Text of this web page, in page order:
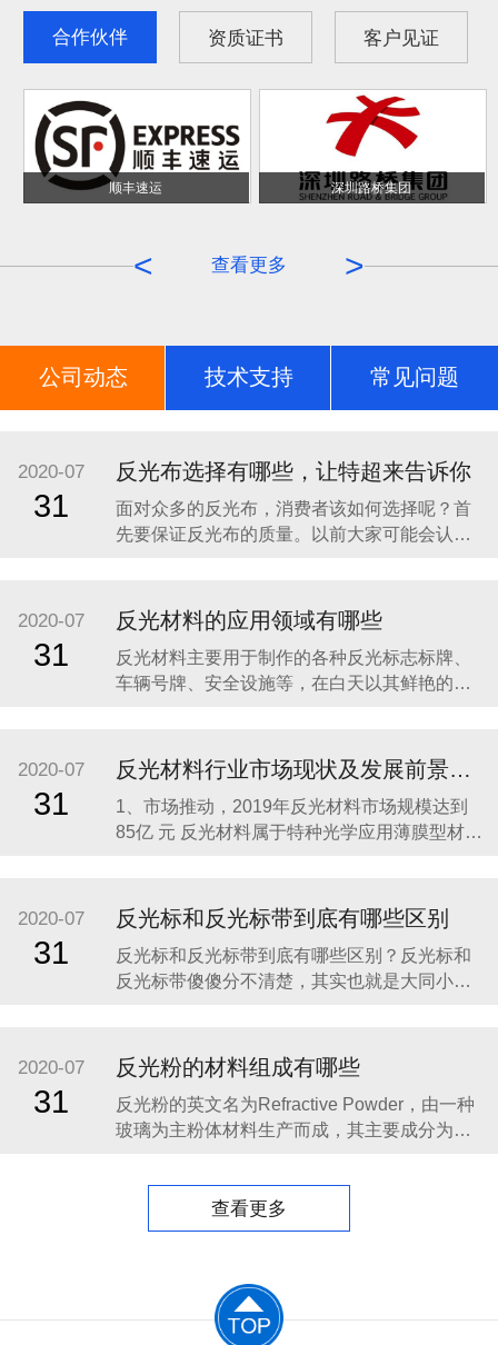
合作伙伴 资质证书 客户见证
顺丰速运 深圳路桥集团
>
查看更多
<
公司动态 技术支持 常见问题
2020-07
31
反光布选择有哪些，让特超来告诉你
面对众多的反光布，消费者该如何选择呢？首
先要保证反光布的质量。以前大家可能会认为
正规厂家生产的，这样就能够保证反光布的质
量以及光学膜在使用过程中的安全性。 其次要
选择反光布的反光时间比较久的。反光布应用
在不同的行业中，
2020-07
31
反光材料的应用领域有哪些
反光材料主要用于制作的各种反光标志标牌、
车辆号牌、安全设施等，在白天以其鲜艳的色
的识别能力，看清目标，引起警觉，从而避免
事故发生，减少人员伤亡，降低经济损失，成
为道路交通不可缺少的安全卫士，有着明显的
的社会效益。使用范
2020-07
31
反光材料行业市场现状及发展前景分析
1、市场推动，2019年反光材料市场规模达到
85亿 元 反光材料属于特种光学应用薄膜型材
两类。 由于我国近些年的经济飞速发展，我国
的公路建设、汽车产业、城镇化建设、广告产
业等一直处在一种高速发展的状态，所以对于
反光材料产
2020-07
31
反光标和反光标带到底有哪些区别
反光标和反光标带到底有哪些区别？反光标和
反光标带傻傻分不清楚，其实也就是大同小
的色彩起到明显的警示作用，在夜间或光线不
足的情况下，其明亮的反光效果可以有效地增
强人的识别能力，看清目标，引起警觉，从而
避免事故发生，减少人员
2020-07
31
反光粉的材料组成有哪些
反光粉的英文名为Refractive Powder，由一种
玻璃为主粉体材料生产而成，其主要成分为
以直接加入涂料或树脂中,使产品具有回归反光
效果，在各种复杂形状的表面上都可以使用。
它是生产反光布，反光贴膜，反光涂料，反光
查看更多